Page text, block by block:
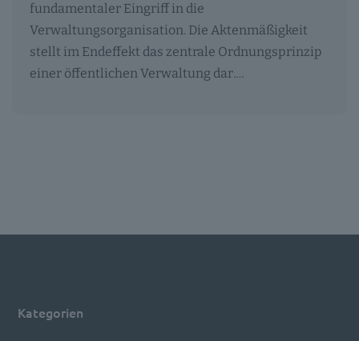
fundamentaler Eingriff in die
Verwaltungsorganisation. Die Aktenmäßigkeit
stellt im Endeffekt das zentrale Ordnungsprinzip
einer öffentlichen Verwaltung dar.…
Kategorien